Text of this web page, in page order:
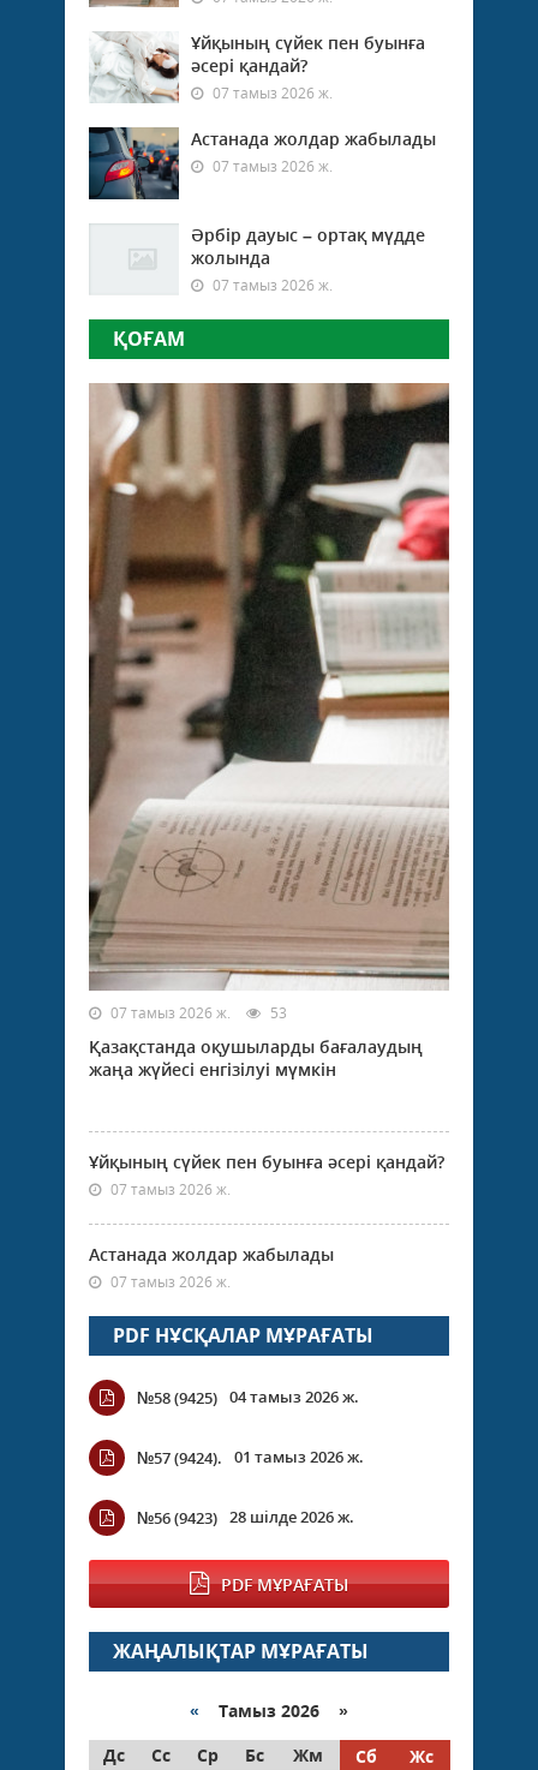
Ұйқының сүйек пен буынға
әсері қандай?
07 тамыз 2026 ж.
Астанада жолдар жабылады
07 тамыз 2026 ж.
Әрбір дауыс – ортақ мүдде
жолында
07 тамыз 2026 ж.
ҚОҒАМ
07 тамыз 2026 ж. 53
Қазақстанда оқушыларды бағалаудың
жаңа жүйесі енгізілуі мүмкін
Ұйқының сүйек пен буынға әсері қандай?
07 тамыз 2026 ж.
Астанада жолдар жабылады
07 тамыз 2026 ж.
PDF НҰСҚАЛАР МҰРАҒАТЫ
№58 (9425) 04 тамыз 2026 ж.
№57 (9424). 01 тамыз 2026 ж.
№56 (9423) 28 шілде 2026 ж.
PDF МҰРАҒАТЫ
ЖАҢАЛЫҚТАР МҰРАҒАТЫ
« Тамыз 2026 »
Дс
Сс Ср Бс Жм Сб
Жс